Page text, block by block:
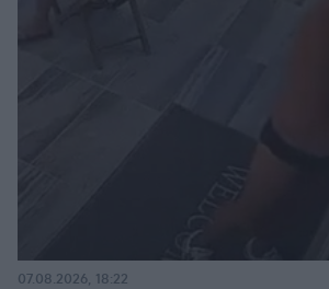
07.08.2026, 18:22